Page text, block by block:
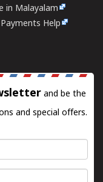
in Malayalam
Help
and be the
and special offers.